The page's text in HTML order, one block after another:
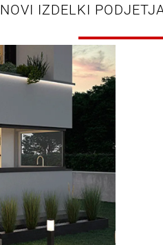
NOVI IZDELKI